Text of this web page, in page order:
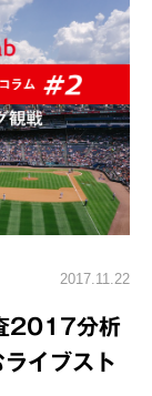
2017.11.22
2017分析
イブスト